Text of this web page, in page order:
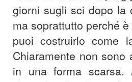
giorni sugli sci dopo la
ma soprattutto perché è
puoi costruirlo come
Chiaramente non sono
in una forma scarsa.